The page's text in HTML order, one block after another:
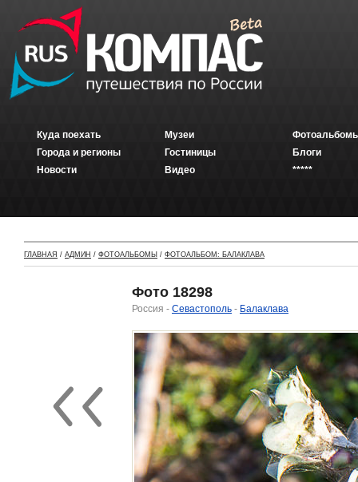
Куда поехать
Города и регионы
Новости
Музеи
Гостиницы
Видео
Блоги
*****
ГЛАВНАЯ / АДМИН / ФОТОАЛЬБОМЫ / ФОТОАЛЬБОМ: БАЛАКЛАВА
Фото 18298
Россия - Севастополь - Балаклава